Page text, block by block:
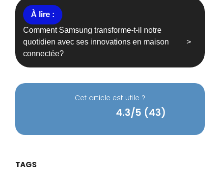
Comment Samsung transforme-t-il notre
quotidien avec ses innovations en maison
connectée?
Cet article est utile ?
4.3/5 (43)
TAGS